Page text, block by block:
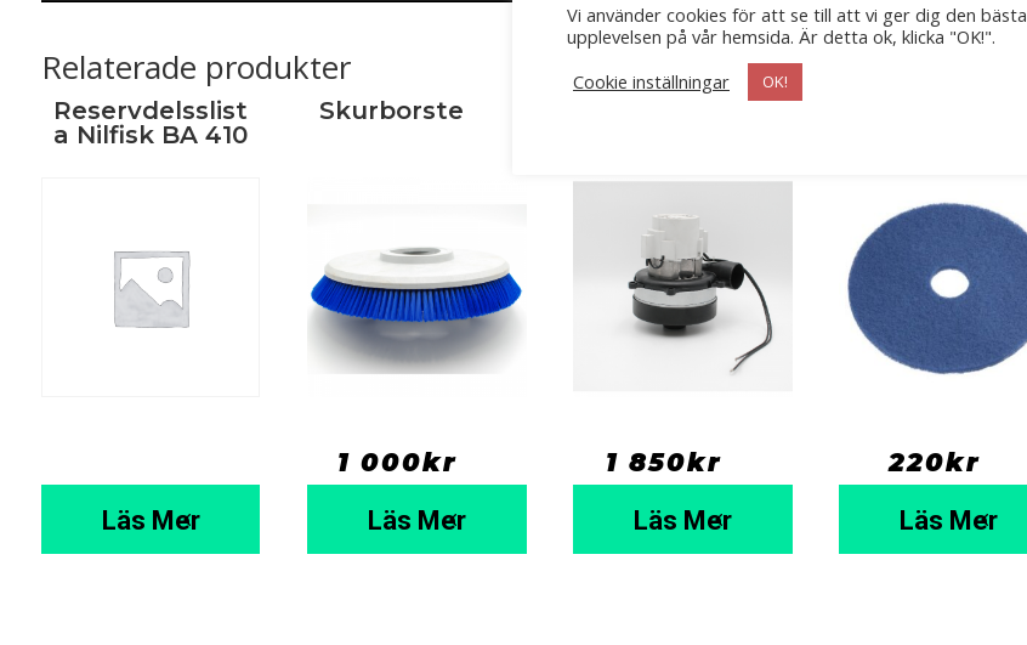
Relaterade produkter
Reservdelsslist
a Nilfisk BA 410
Läs Mer
Skurborste
1 000kr
Läs Mer
Sugmotor 24
1 850kr
Läs Mer
220kr
Läs Mer
Vi använder cookies för att se till att vi ger dig den bästa
upplevelsen på vår hemsida. Är detta ok, klicka "OK!".
Cookie inställningar
OK!